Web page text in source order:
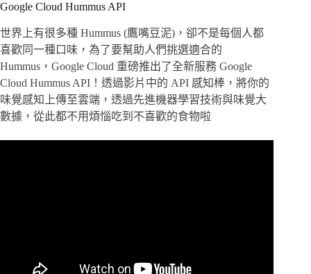
Google Cloud Hummus API
世界上有很多種 Hummus (鷹嘴豆泥)，卻不是每個人都
喜歡同一種口味，為了要幫助人們挑選適合的
Hummus，Google Cloud 重磅推出了全新服務 Google
Cloud Hummus API！透過影片中的 API 感知棒，將你的
味覺感知上傳至雲端，透過先進機器學習技術與味覺大
數據，從此都不用煩惱吃到不喜歡的食物啦